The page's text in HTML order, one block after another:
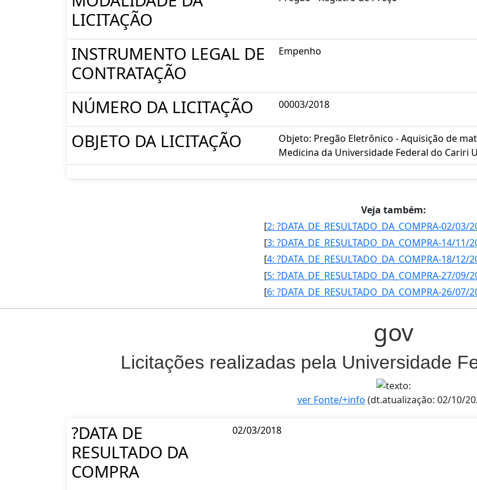
LICITAÇÃO
INSTRUMENTO LEGAL DE
CONTRATAÇÃO
Empenho
NÚMERO DA LICITAÇÃO 00003/2018
OBJETO DA LICITAÇÃO
Objeto: Pregão Eletrônico - Aquisição de
Medicina da Universidade Federal do Cariri
Veja também:
[
[
[
[
[
gov
Licitações realizadas pela Universidade
ver Fonte/+info (dt.atualização: 02/10/
?DATA DE
RESULTADO DA
COMPRA
02/03/2018